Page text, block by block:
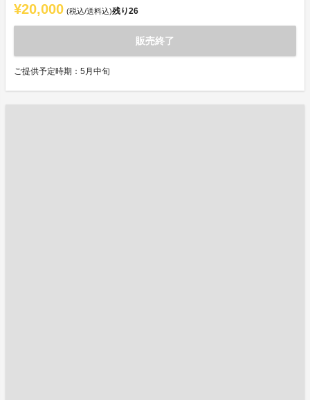
¥20,000 (税込/送料込)残り26
販売終了
ご提供予定時期：5月中旬